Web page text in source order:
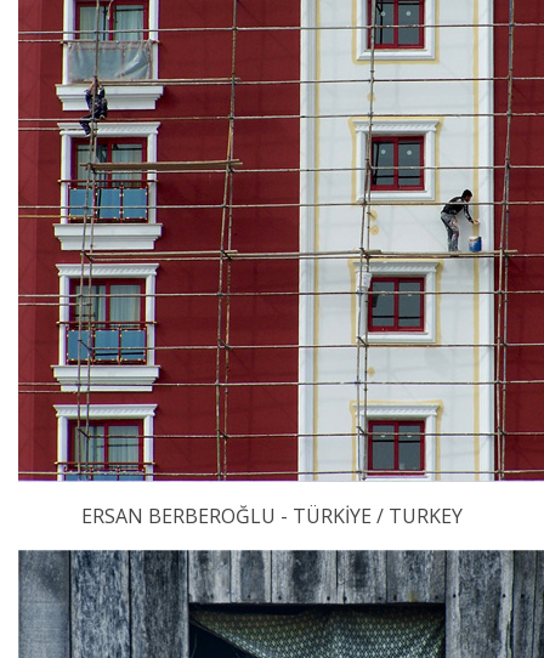
ERSAN BERBEROĞLU - TÜRKİYE / TURKEY